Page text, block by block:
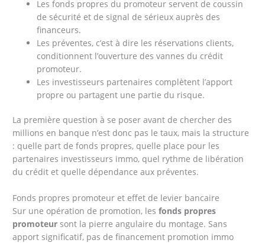
Les fonds propres du promoteur servent de coussin
de sécurité et de signal de sérieux auprès des
financeurs.
Les préventes, c’est à dire les réservations clients,
conditionnent l’ouverture des vannes du crédit
promoteur.
Les investisseurs partenaires complètent l’apport
propre ou partagent une partie du risque.
La première question à se poser avant de chercher des
millions en banque n’est donc pas le taux, mais la structure
: quelle part de fonds propres, quelle place pour les
partenaires investisseurs immo, quel rythme de libération
du crédit et quelle dépendance aux préventes.
Fonds propres promoteur et effet de levier bancaire
Sur une opération de promotion, lesfonds propres
promoteur sont la pierre angulaire du montage. Sans
apport significatif, pas de financement promotion immo